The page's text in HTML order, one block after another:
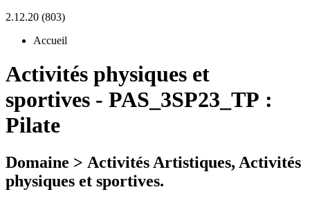
2.12.20 (803)
Accueil
Activités physiques et
sportives - PAS_3SP23_TP :
Pilate
Domaine > Activités Artistiques, Activités
physiques et sportives.